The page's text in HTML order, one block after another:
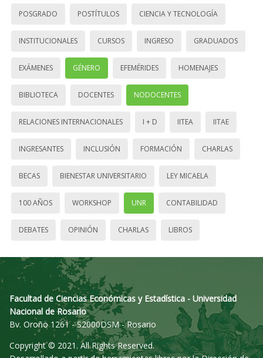
POSGRADO POSTÍTULOS CIENCIA Y TECNOLOGÍA
INSTITUCIONALES CURSOS INGRESO GRADUADOS
EXÁMENES GÉNERO EFEMÉRIDES HOMENAJES
BIBLIOTECA DOCENTES NODOCENTES
RELACIONES INTERNACIONALES I + D IITEA IITAE
INGRESANTES INCLUSIÓN FORMACIÓN CHARLAS
BECAS BIENESTAR UNIVERSITARIO LEY MICAELA
100 AÑOS WORKSHOP UNR CONTABILIDAD
DEBATES OPINIÓN CHARLAS LIBROS
Facultad de Ciencias Económicas y Estadística - Universidad
Nacional de Rosario
Bv. Oroño 1261 - S2000DSM - Rosario
Copyright © 2021. All Rights Reserved.